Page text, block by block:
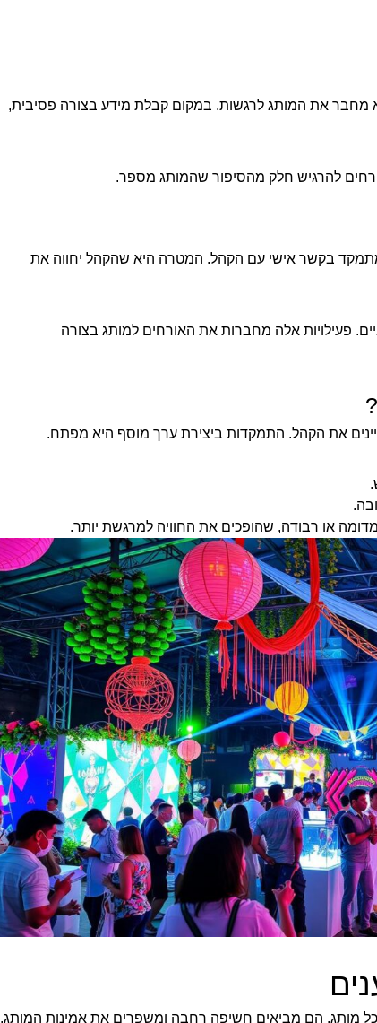
מחבר את המותג לרגשות. במקום קבלת מידע בצורה פסיבית,
להרגיש חלק מהסיפור שהמותג מספר.
מתמקד בקשר אישי עם הקהל. המטרה היא שהקהל יחווה את
פעילויות אלה מחברות את האורחים למותג בצורה
את הקהל. התמקדות ביצירת ערך מוסף היא מפתח.
או רבודה, שהופכים את החוויה למרגשת יותר.
כל מותג. הם מביאים חשיפה רחבה ומשפרים את אמינות המותג.